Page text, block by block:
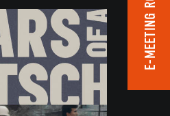
E-MEETING ROOM